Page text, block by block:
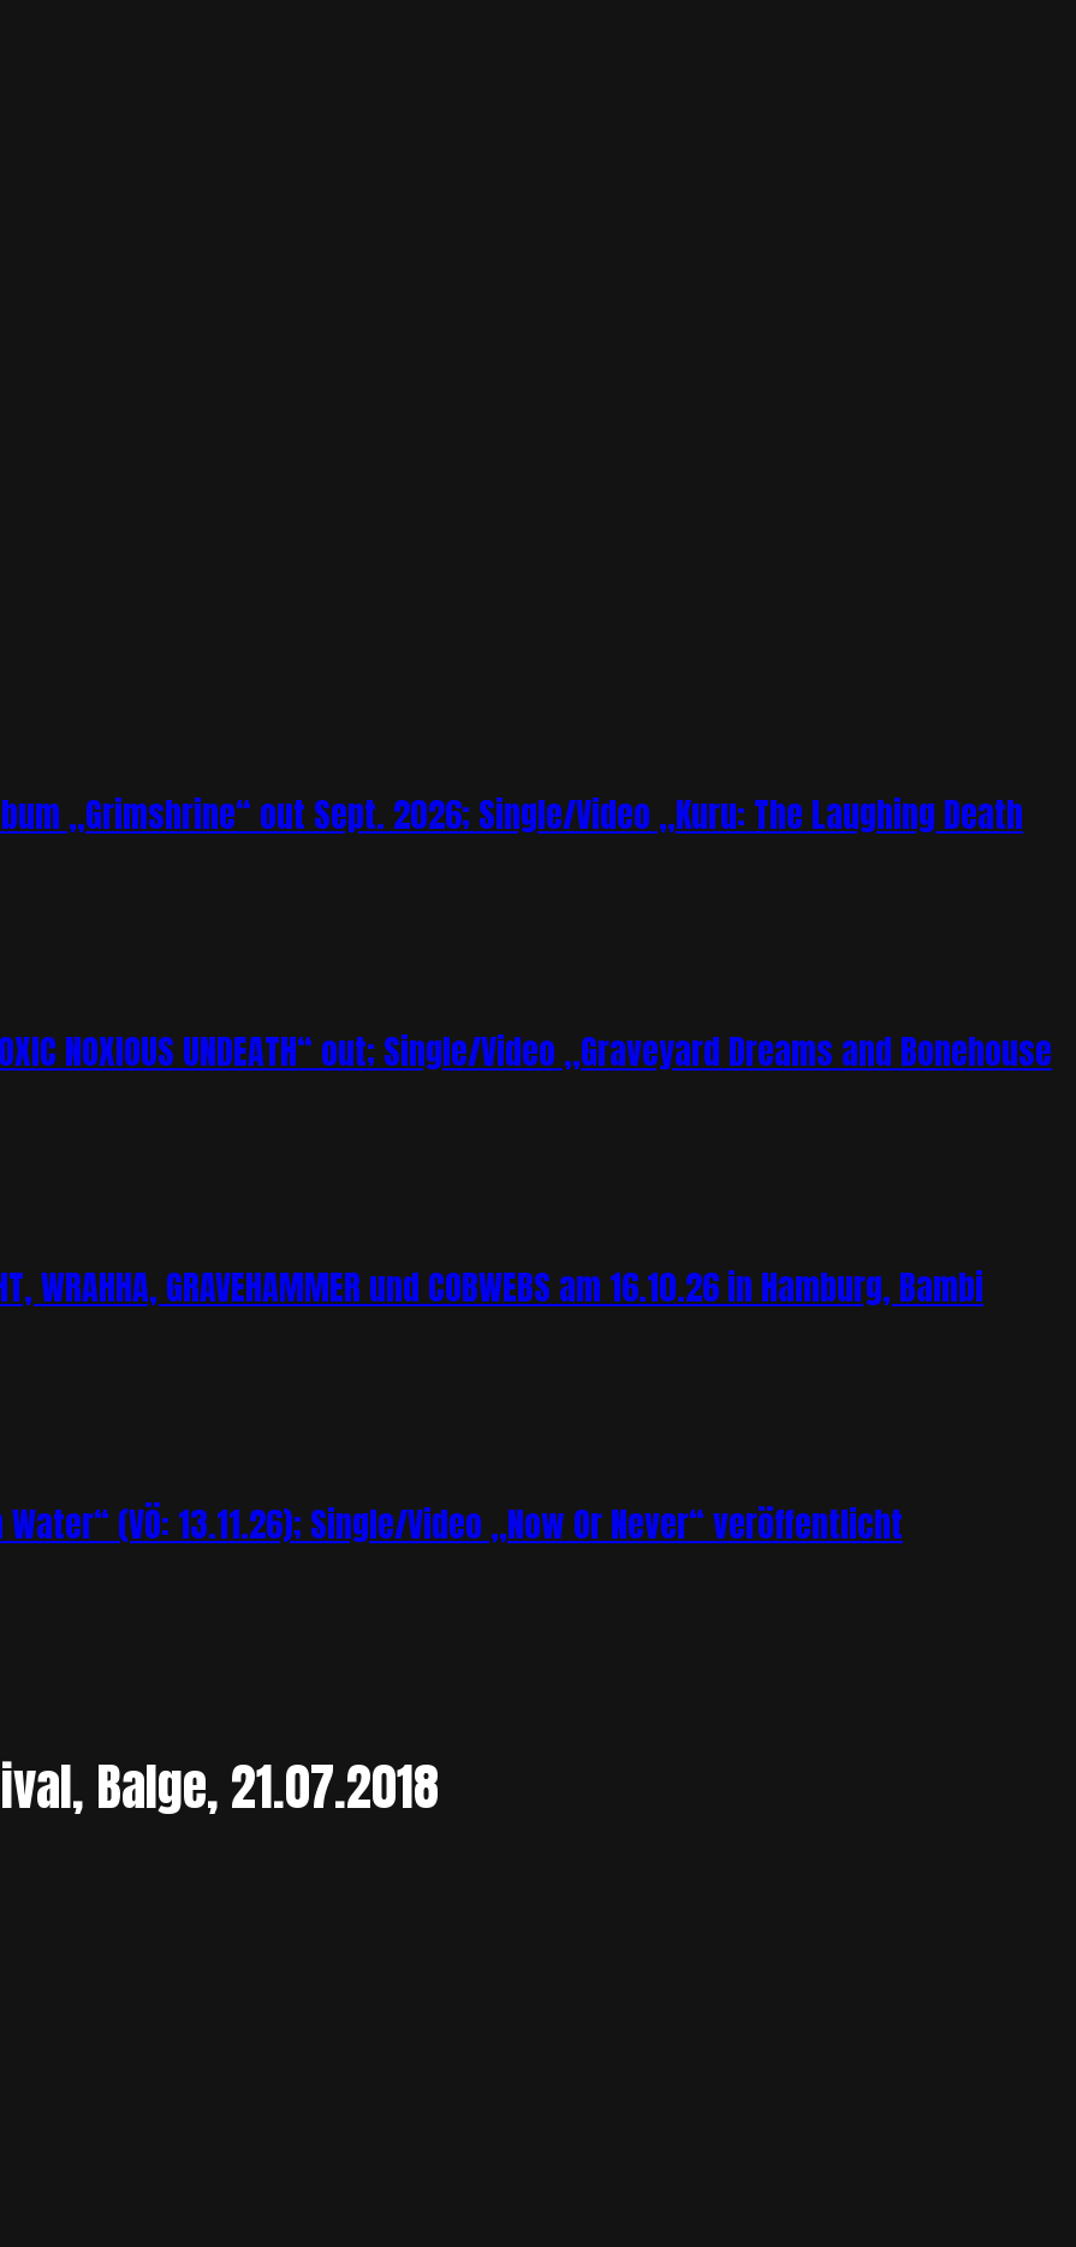
„Grimshrine“ out Sept. 2026; Single/Video „Kuru: The Laughing Death
NOXIOUS UNDEATH“ out; Single/Video „Graveyard Dreams and Bonehouse
GRAVEHAMMER und COBWEBS am 16.10.26 in Hamburg, Bambi
(VÖ: 13.11.26); Single/Video „Now Or Never“ veröffentlicht
Balge, 21.07.2018